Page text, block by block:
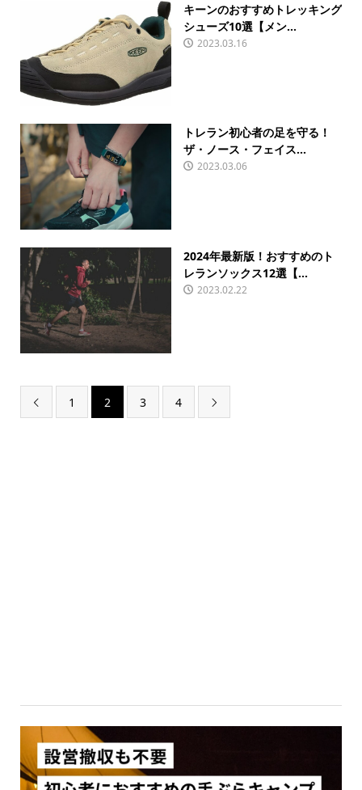
キーンのおすすめトレッキング
シューズ10選【メン...
2023.03.16
トレラン初心者の足を守る！
ザ・ノース・フェイス...
2023.03.06
2024年最新版！おすすめのト
レランソックス12選【...
2023.02.22
 1 2 3 4 